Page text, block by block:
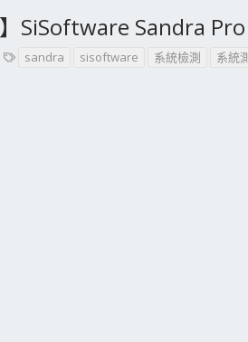
】SiSoftware Sandra
標sandra sisoftware 系統檢測 系統